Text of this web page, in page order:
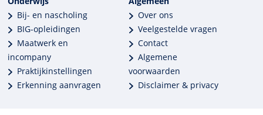
Bij- en nascholing
BIG-opleidingen
Maatwerk en
incompany
Praktijkinstellingen
Erkenning aanvragen
Over ons
Veelgestelde vragen
Contact
Algemene
voorwaarden
Disclaimer & privacy